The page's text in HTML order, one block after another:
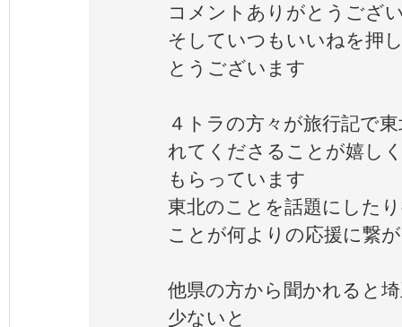
コメントありがとうござ
そしていつもいいねを押
とうございます
４トラの方々が旅行記で
れてくださることが嬉し
もらっています
東北のことを話題にした
ことが何よりの応援に繋
他県の方から聞かれると
少ないと